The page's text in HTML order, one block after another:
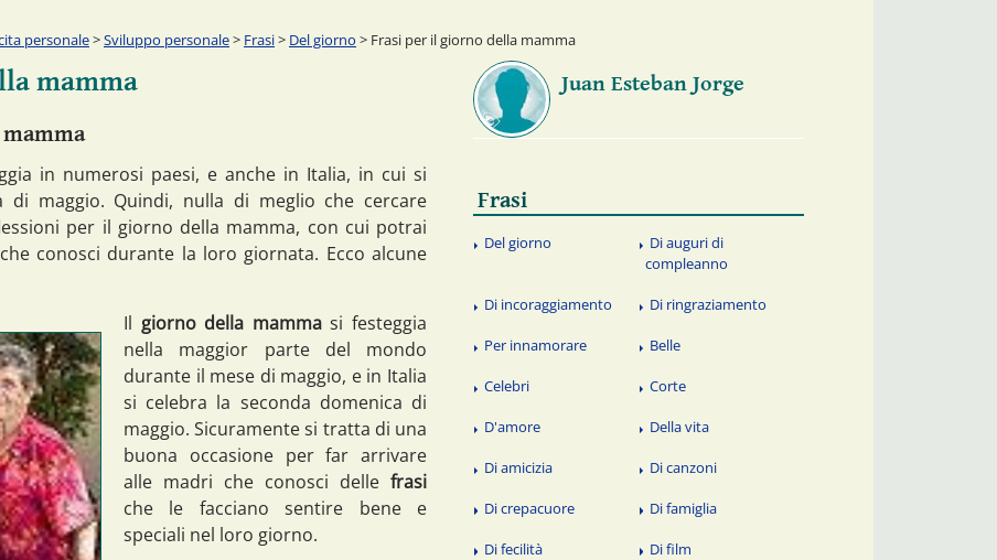
personale>Sviluppo personale> Frasi> Del giorno > Frasi per il giorno della mamma
mamma
in numerosi paesi, e anche in Italia, in cui si
di maggio. Quindi, nulla di meglio che cercare
per il giorno della mamma, con cui potrai
conosci durante la loro giornata. Ecco alcune
Il giorno della mammasi festeggia
nella maggior parte del mondo
durante il mese di maggio, e in Italia
si celebra la seconda domenica di
maggio. Sicuramente si tratta di una
buona occasione per far arrivare
alle madri che conosci delle frasi
che le facciano sentire bene e
speciali nel loro giorno.
Juan Esteban Jorge
Frasi
Del giorno
Di auguri di
compleanno
Di incoraggiamento Di ringraziamento
Per innamorare Belle
Celebri Corte
D'amore Della vita
Di amicizia Di canzoni
Di crepacuore Di famiglia
Di fecilità Di film